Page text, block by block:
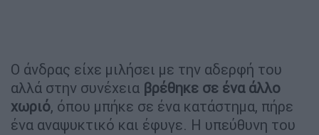
Ο άνδρας είχε μιλήσει με την αδερφή του
αλλά στην συνέχεια βρέθηκε σε ένα άλλο
χωριό, όπου μπήκε σε ένα κατάστημα, πήρε
ένα αναψυκτικό και έφυγε. Η υπεύθυνη του